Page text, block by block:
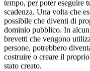
tempo, per poter eseguire
scadenza. Una volta che
possibile che diventi di
dominio pubblico. In
brevetti che vengono
persone, potrebbero
costruire o creare il
stato creato.